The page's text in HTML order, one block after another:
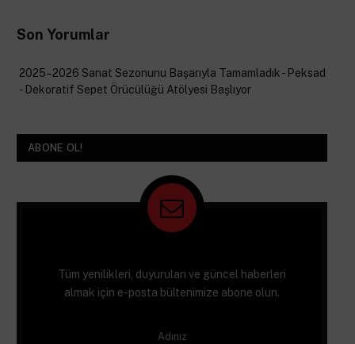
Son Yorumlar
2025–2026 Sanat Sezonunu Başarıyla Tamamladık - Peksad
- Dekoratif Sepet Örücülüğü Atölyesi Başlıyor
ABONE OL!
Tüm yenilikleri, duyuruları ve güncel haberleri
almak için e-posta bültenimize abone olun.
Adınız